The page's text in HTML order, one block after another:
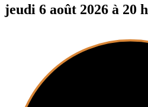
jeudi 6 août 2026 à 20 h